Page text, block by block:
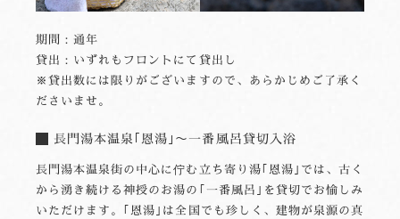
期間：通年
貸出：いずれもフロントにて貸出し
※貸出数には限りがございますので、あらかじめご了承く
ださいませ。
長門湯本温泉｢恩湯｣～一番風呂貸切入浴
長門湯本温泉街の中心に佇む立ち寄り湯｢恩湯｣では、古く
から湧き続ける神授のお湯の｢一番風呂｣を貸切でお愉しみ
いただけます。｢恩湯｣は全国でも珍しく、建物が泉源の真